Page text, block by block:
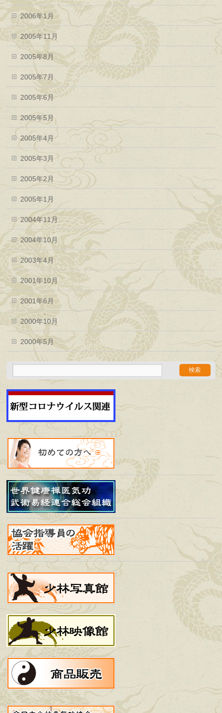
2006年1月
2005年11月
2005年8月
2005年7月
2005年6月
2005年5月
2005年4月
2005年3月
2005年2月
2005年1月
2004年11月
2004年10月
2003年4月
2001年10月
2001年6月
2000年10月
2000年5月